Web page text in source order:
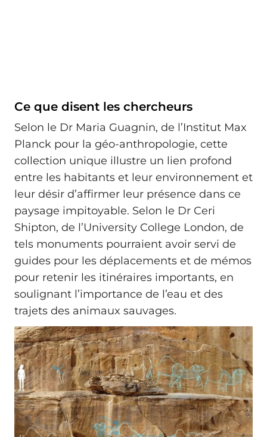
Ce que disent les chercheurs
Selon le Dr Maria Guagnin, de l’Institut Max
Planck pour la géo-anthropologie, cette
collection unique illustre un lien profond
entre les habitants et leur environnement et
leur désir d’affirmer leur présence dans ce
paysage impitoyable. Selon le Dr Ceri
Shipton, de l’University College London, de
tels monuments pourraient avoir servi de
guides pour les déplacements et de mémos
pour retenir les itinéraires importants, en
soulignant l’importance de l’eau et des
trajets des animaux sauvages.